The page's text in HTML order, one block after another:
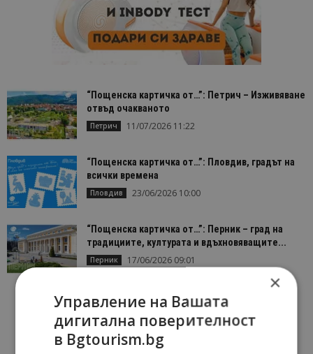
“Пощенска картичка от…”: Петрич – Изживяване
отвъд очакваното
Петрич 11/07/2026 11:22
“Пощенска картичка от…”: Пловдив, градът на
всички времена
Пловдив 23/06/2026 10:00
“Пощенска картичка от…”: Перник – град на
традициите, културата и вдъхновяващите...
Перник 17/06/2026 09:01
×
Управление на Вашата
дигитална поверителност
в Bgtourism.bg